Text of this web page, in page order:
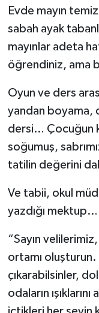
Evde mayın
sabah ayak
mayınlar adeta
öğrendiniz, ama
Oyun ve ders
yandan boyama,
dersi… Çocuğun
soğumuş,
tatilin değerini
Ve tabii, okul
yazdığı
“Sayın
ortamı oluşturun.
çıkarabilsinler,
odaların